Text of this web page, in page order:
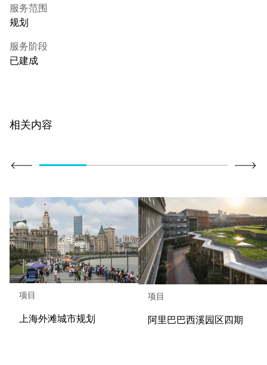
服务范围
规划
服务阶段
已建成
相关内容
项目
上海外滩城市规划
项目
阿里巴巴西溪园区四期